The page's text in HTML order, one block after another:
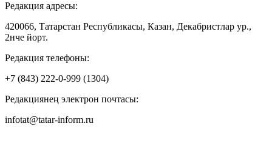
Редакция адресы:
420066, Татарстан Республикасы, Казан, Декабристлар ур.,
2нче йорт.
Редакция телефоны:
+7 (843) 222-0-999 (1304)
Редакциянең электрон почтасы:
infotat@tatar-inform.ru